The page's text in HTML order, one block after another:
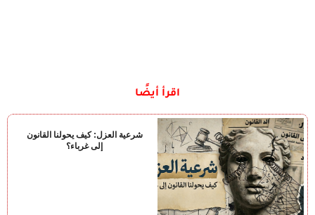
اقرأ أيضًا
شرعية العزل: كيف يحولنا القانون
إلى غرباء؟